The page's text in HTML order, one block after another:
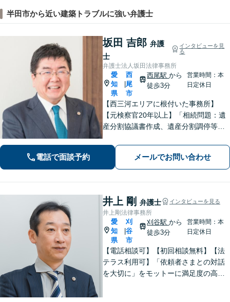
半田市から近い建築トラブルに強い弁護士
坂田 吉郎 弁護
士
インタビューを見
る
弁護士法人坂田法律事務所
愛
知
県
西
尾
市
西尾駅から
徒歩3分
営業時間：本
日定休日
【西三河エリアに根付いた事務所】
【元検察官20年以上】「相続問題：遺
産分割協議書作成、遺産分割調停等を
税理士・社労士がいます】不当解雇・
未払い残業代・就業規則の整備など対
応【当日/夜間/土日対応可】
電話で面談予約 メールでお問い合わせ
井上 剛 弁護士 インタビューを見る
井上剛法律事務所
愛
知
県
刈
谷
市
刈谷駅から
徒歩3分
営業時間：本
日定休日
【電話相談可】【初回相談無料】【法
テラス利用可】「依頼者さまとの対話
を大切に」をモットーに満足度の高い